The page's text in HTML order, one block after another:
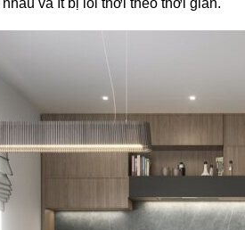
và ít bị lỗi thời theo thời gian.